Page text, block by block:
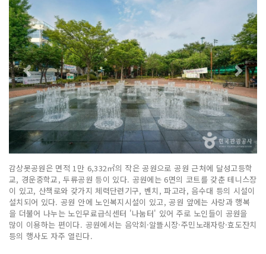
감상못공원은 면적 1만 6,332㎡의 작은 공원으로 공원 근처에 달성고등학
교, 경운중학교, 두류공원 등이 있다. 공원에는 6면의 코트를 갖춘 테니스장
이 있고, 산책로와 갖가지 체력단련기구, 벤치, 파고라, 음수대 등의 시설이
설치되어 있다. 공원 안에 노인복지시설이 있고, 공원 앞에는 사랑과 행복
을 더불어 나누는 노인무료급식센터 '나눔터' 있어 주로 노인들이 공원을
많이 이용하는 편이다. 공원에서는 음악회·알뜰시장·주민노래자랑·효도잔치
등의 행사도 자주 열린다.